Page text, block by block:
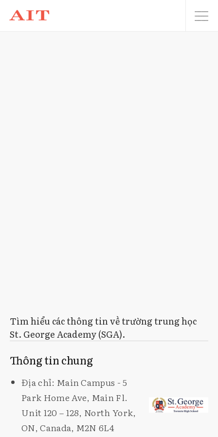
Tìm hiểu các thông tin về trường trung học
St. George Academy (SGA).
Thông tin chung
Địa chỉ: Main Campus - 5
Park Home Ave, Main Fl.
Unit 120 – 128, North York,
ON, Canada, M2N 6L4